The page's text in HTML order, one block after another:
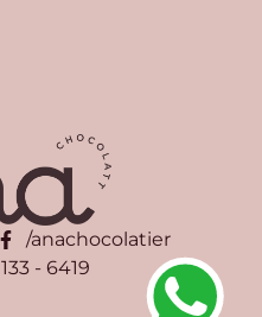
/anachocolatier
- 6419